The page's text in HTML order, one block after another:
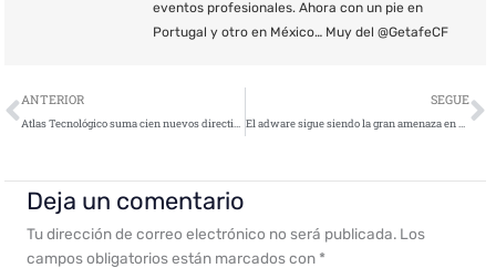
eventos profesionales. Ahora con un pie en
Portugal y otro en México… Muy del @GetafeCF
Ant
ANTERIOR
Atlas Tecnológico suma cien nuevos directivos a su plataforma
SEGUE
El adware sigue siendo la gran amenaza en Android
Deja un comentario
Tu dirección de correo electrónico no será publicada. Los
campos obligatorios están marcados con *